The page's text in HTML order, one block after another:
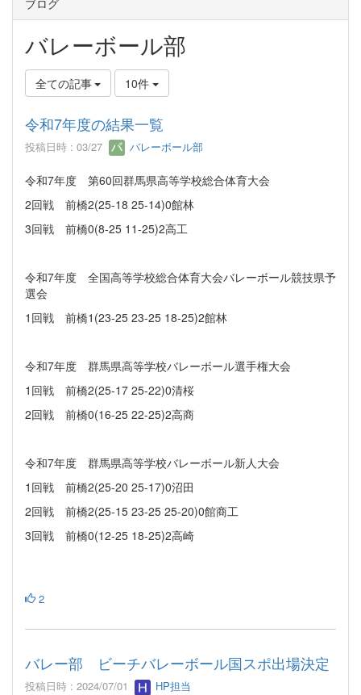
バレーボール部
全ての記事 10件
令和7年度の結果一覧
投稿日時 : 03/27 バレーボール部
令和7年度 第60回群馬県高等学校総合体育大会
2回戦 前橋2(25-18 25-14)0館林
3回戦 前橋0(8-25 11-25)2高工
令和7年度 全国高等学校総合体育大会バレーボール競技県予
選会
1回戦 前橋1(23-25 23-25 18-25)2館林
令和7年度 群馬県高等学校バレーボール選手権大会
1回戦 前橋2(25-17 25-22)0清桜
2回戦 前橋0(16-25 22-25)2高商
令和7年度 群馬県高等学校バレーボール新人大会
1回戦 前橋2(25-20 25-17)0沼田
2回戦 前橋2(25-15 23-25 25-20)0館商工
3回戦 前橋0(12-25 18-25)2高崎
2
バレー部 ビーチバレーボール国スポ出場決定
投稿日時 : 2024/07/01 HP担当